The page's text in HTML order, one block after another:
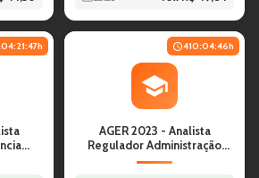
h 410:04:46h
AGER 2023 - Analista
Regulador Administração
(EAD)